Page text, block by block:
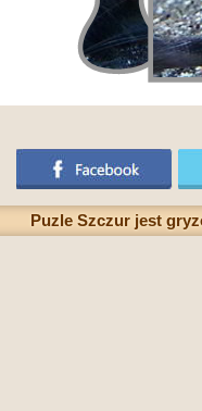
Puzle Szczur jest